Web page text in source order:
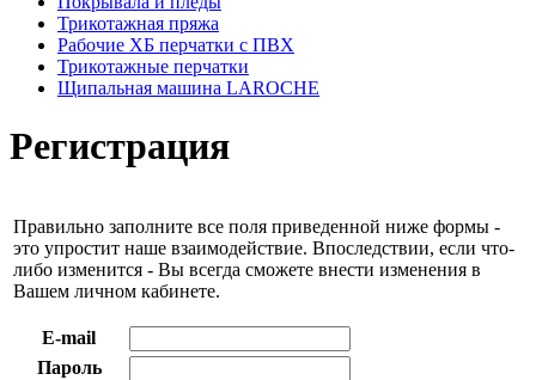
Трикотажная пряжа
Рабочие ХБ перчатки с ПВХ
Трикотажные перчатки
Щипальная машина LAROCHE
Регистрация
Правильно заполните все поля приведенной ниже формы -
это упростит наше взаимодействие. Впоследствии, если что-
либо изменится - Вы всегда сможете внести изменения в
Вашем личном кабинете.
E-mail
Пароль